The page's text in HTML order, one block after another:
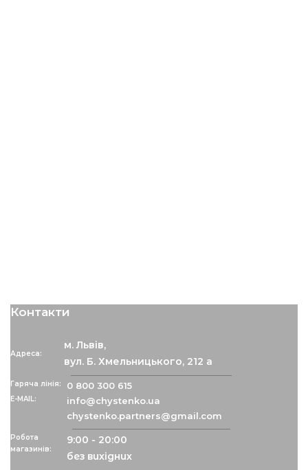
Контакти
Адреса:
м. Львів,
вул. Б. Хмельницького, 212 а
Гаряча лінія: 0 800 300 615
info@chystenko.ua
chystenko.partners@gmail.com
Робота
магазинів:
9:00 - 20:00
без вихідних